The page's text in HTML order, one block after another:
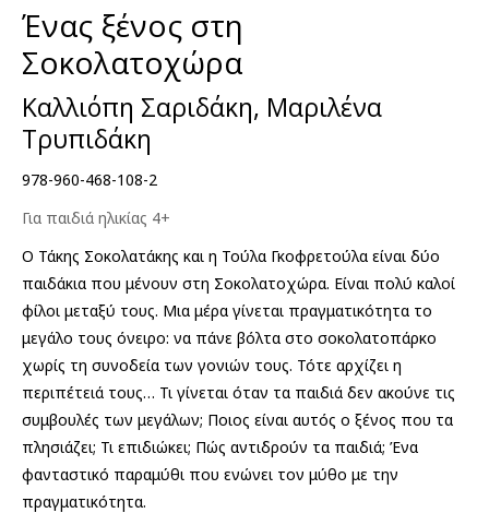
€6.90.είναι:
€5.00.
Ένας ξένος στη
Σοκολατοχώρα
Καλλιόπη Σαριδάκη, Μαριλένα
Τρυπιδάκη
978-960-468-108-2
Για παιδιά ηλικίας 4+
Ο Τάκης Σοκολατάκης και η Τούλα Γκοφρετούλα είναι δύο
παιδάκια που μένουν στη Σοκολατοχώρα. Είναι πολύ καλοί
φίλοι μεταξύ τους. Μια μέρα γίνεται πραγματικότητα το
μεγάλο τους όνειρο: να πάνε βόλτα στο σοκολατοπάρκο
χωρίς τη συνοδεία των γονιών τους. Τότε αρχίζει η
περιπέτειά τους… Τι γίνεται όταν τα παιδιά δεν ακούνε τις
συμβουλές των μεγάλων; Ποιος είναι αυτός ο ξένος που τα
πλησιάζει; Τι επιδιώκει; Πώς αντιδρούν τα παιδιά; Ένα
φανταστικό παραμύθι που ενώνει τον μύθο με την
πραγματικότητα.